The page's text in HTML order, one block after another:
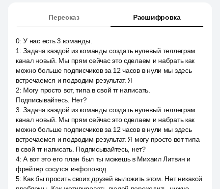
Пересказ Расшифровка
0:У нас есть 3 команды.
1 :Задача каждой из команды создать нулевый теллеграм
канал новый. Мы прям сейчас это сделаем и набрать как
можно больше подписчиков за 12 часов в нули мы здесь
встречаемся и подводим результат. Я
2: Могу просто вот, типа в свой тг написать.
Подписывайтесь. Нет?
3:Задача каждой из команды создать нулевый теллеграм
канал новый. Мы прям сейчас это сделаем и набрать как
можно больше подписчиков за 12 часов в нули мы здесь
встречаемся и подводим результат. Я могу просто вот типа
в свой тг написать. Подписывайтесь, нет?
4:А вот это его план был ты можешь в Михаил Литвин и
фрейтер сосутся инфоповод.
5: Как бы просить своих друзей выложить этом. Нет никакой